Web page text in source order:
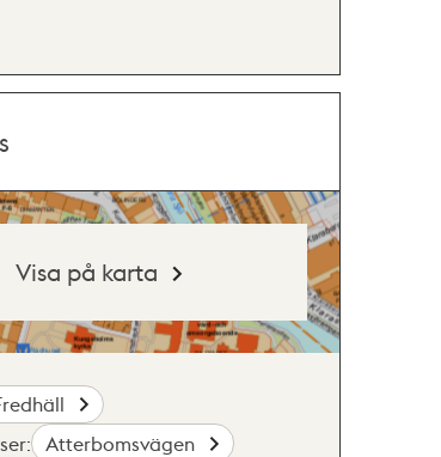
Visa på karta
Atterbomsvägen